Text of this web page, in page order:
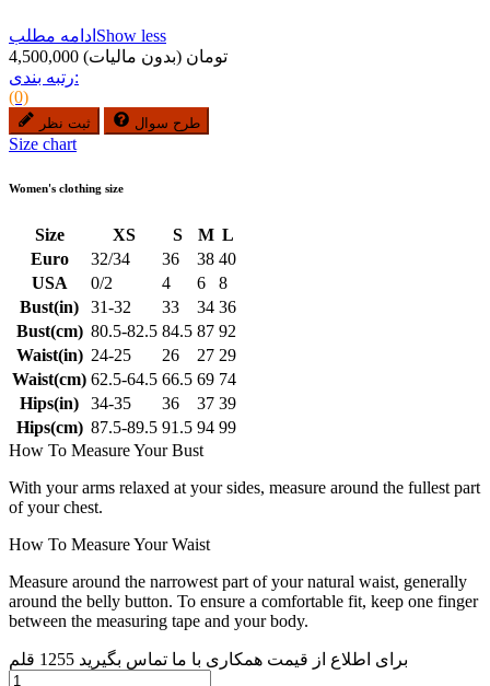
ادامه مطلب Show less
4,500,000 تومان (بدون مالیات)
رتبه بندی:
(0)
ثبت نظر طرح سوال
Size chart
Women's clothing size
Size XS S M L
Euro
32/34 36 38 40
USA
0/2 4 6
8
Bust(in)
31-32 33 34 36
Bust(cm) 80.5-82.5 84.5 87 92
Waist(in) 24-25 26 27 29
Waist(cm) 62.5-64.5 66.5 69 74
Hips(in)
34-35 36 37 39
Hips(cm) 87.5-89.5 91.5 94 99
How To Measure Your Bust
With your arms relaxed at your sides, measure around the fullest part
of your chest.
How To Measure Your Waist
Measure around the narrowest part of your natural waist, generally
around the belly button. To ensure a comfortable fit, keep one finger
between the measuring tape and your body.
برای اطلاع از قیمت همکاری با ما تماس بگیرید 1255 قلم